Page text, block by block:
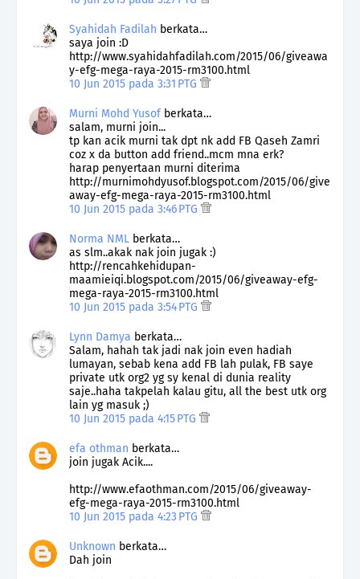
Syahidah Fadilah berkata…
saya join :D
http://www.syahidahfadilah.com/2015/06/giveawa
y-efg-mega-raya-2015-rm3100.html
10 Jun 2015 pada 3:31 PTG
Murni Mohd Yusofberkata…
salam, murni join...
tp kan acik murni tak dpt nk add FB Qaseh Zamri
coz x da button add friend..mcm mna erk?
harap penyertaan murni diterima
http://murnimohdyusof.blogspot.com/2015/06/give
away-efg-mega-raya-2015-rm3100.html
10 Jun 2015 pada 3:46 PTG
Norma NML berkata…
as slm..akak nak join jugak :)
http://rencahkehidupan-
maamieiqi.blogspot.com/2015/06/giveaway-efg-
mega-raya-2015-rm3100.html
10 Jun 2015 pada 3:54 PTG
Lynn Damya berkata…
Salam, hahah tak jadi nak join even hadiah
lumayan, sebab kena add FB lah pulak, FB saye
private utk org2 yg sy kenal di dunia reality
saje..haha takpelah kalau gitu, all the best utk org
lain yg masuk ;)
10 Jun 2015 pada 4:15 PTG
efa othman berkata…
join jugak Acik....
http://www.efaothman.com/2015/06/giveaway-
efg-mega-raya-2015-rm3100.html
10 Jun 2015 pada 4:23 PTG
Unknown berkata…
Dah join